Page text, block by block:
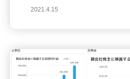
れているDartという言語は、Javaと
印象で
2021.4.15